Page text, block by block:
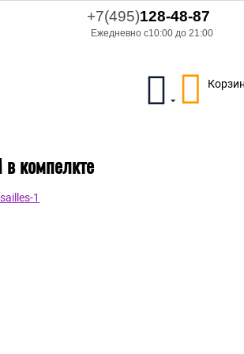
+7(495)128-48-87
Ежедневно с10:00 до 21:00
компелкте
1